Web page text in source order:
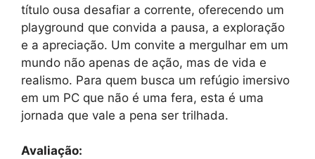
título ousa desafiar a corrente, oferecendo um
playground que convida a pausa, a exploração
e a apreciação. Um convite a mergulhar em um
mundo não apenas de ação, mas de vida e
realismo. Para quem busca um refúgio imersivo
em um PC que não é uma fera, esta é uma
jornada que vale a pena ser trilhada.
Avaliação: